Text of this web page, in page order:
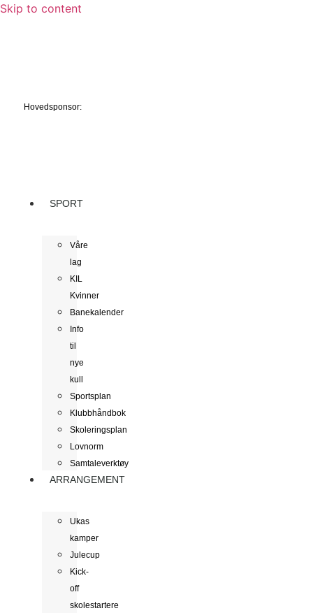
Skip to content
Hovedsponsor:
SPORT
Våre
lag
KIL
Kvinner
Banekalender
Info
til
nye
kull
Sportsplan
Klubbhåndbok
Skoleringsplan
Lovnorm
Samtaleverktøy
ARRANGEMENT
Ukas
kamper
Julecup
Kick-
off
skolestartere